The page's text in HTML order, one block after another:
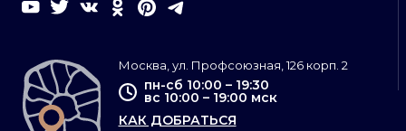
Москва, ул. Профсоюзная, 126 корп. 2
пн-сб 10:00 – 19:30
вс 10:00 – 19:00 мск
КАК ДОБРАТЬСЯ